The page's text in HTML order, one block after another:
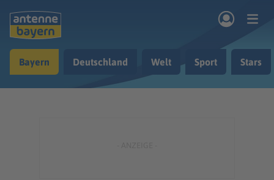
Musik & Radio
Bayern Deutschland Welt Sport Stars